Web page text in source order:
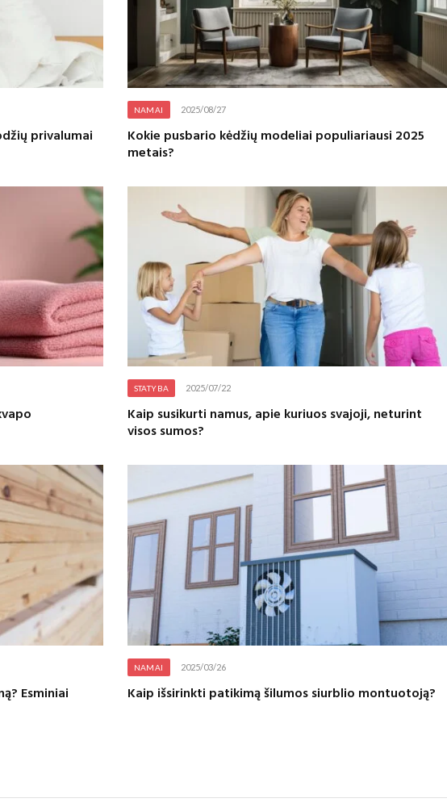
privalumai
NAMAI 2025/08/27
Kokie pusbario kėdžių modeliai populiariausi 2025
metais?
STATYBA 2025/07/22
Kaip susikurti namus, apie kuriuos svajoji, neturint
visos sumos?
Esminiai
NAMAI 2025/03/26
Kaip išsirinkti patikimą šilumos siurblio montuotoją?